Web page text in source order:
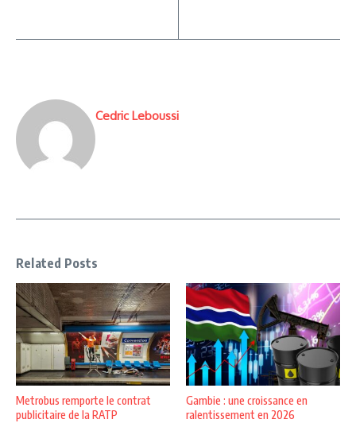
Cedric Leboussi
Related Posts
Metrobus remporte le contrat
publicitaire de la RATP
Gambie : une croissance en
ralentissement en 2026